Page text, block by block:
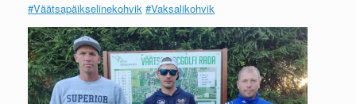
#Väätsapäikselinekohvik #Vaksalikohvik